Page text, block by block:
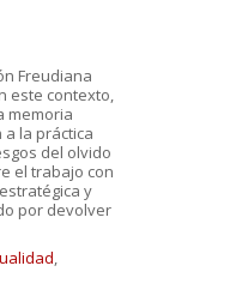
Freudiana
este contexto,
memoria
la práctica
del olvido
el trabajo con
y
por devolver
,